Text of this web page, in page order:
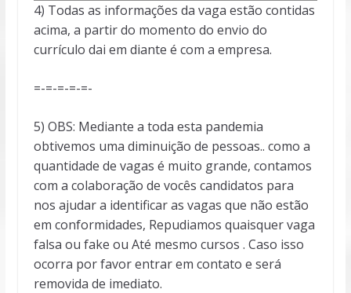
4) Todas as informações da vaga estão contidas
acima, a partir do momento do envio do
currículo dai em diante é com a empresa.
=-=-=-=-=-
5) OBS: Mediante a toda esta pandemia
obtivemos uma diminuição de pessoas.. como a
quantidade de vagas é muito grande, contamos
com a colaboração de vocês candidatos para
nos ajudar a identificar as vagas que não estão
em conformidades, Repudiamos quaisquer vaga
falsa ou fake ou Até mesmo cursos . Caso isso
ocorra por favor entrar em contato e será
removida de imediato.